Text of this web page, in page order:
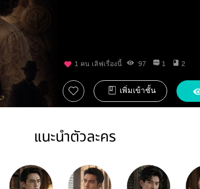
1 คน เลิฟเรื่องนี้ 97 1 2
เพิ่มเข้าชั้น
แนะนำตัวละคร